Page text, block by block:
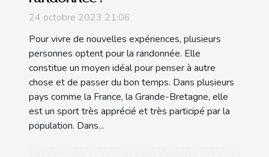
24 octobre 2023 21:06
Pour vivre de nouvelles expériences, plusieurs
personnes optent pour la randonnée. Elle
constitue un moyen idéal pour penser à autre
chose et de passer du bon temps. Dans plusieurs
pays comme la France, la Grande-Bretagne, elle
est un sport très apprécié et très participé par la
population. Dans...